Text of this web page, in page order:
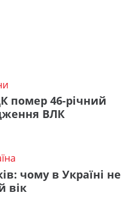
помер 46-річний
ВЛК
чому в Україні не
вік